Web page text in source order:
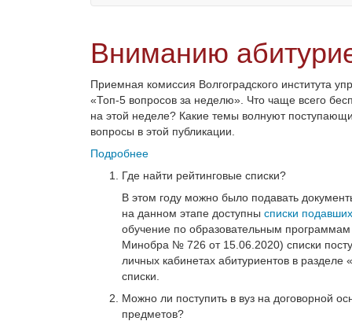
Вниманию
Приемная комиссия Волгоградского института
«Топ-5 вопросов за неделю». Что чаще всего
на этой неделе? Какие темы волнуют
вопросы в этой публикации.
Подробнее
Где найти рейтинговые списки?
В этом году можно было подавать
на данном этапе доступны списки
обучение по образовательным
Минобра № 726 от 15.06.2020) списки
личных кабинетах абитуриентов в
списки.
Можно ли поступить в вуз на договорной
предметов?